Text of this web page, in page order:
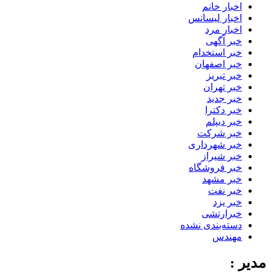
اخبار خانم
اخبار لیسانس
اخبار مرد
خبر آگهی
خبر استخدام
خبر اصفهان
خبر تبریز
خبر تهران
خبر جدید
خبر دکترا
خبر دیپلم
خبر شرکت
خبر شهرداری
خبر شیراز
خبر فروشگاه
خبر مشهد
خبر نفت
خبر یزد
خبرارتشی
دسته‌بندی نشده
مهندس
مدیر :